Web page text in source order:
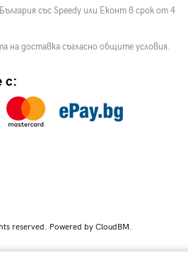
със Speedy или Еконт в срок от 4
на доставка съгласно общите условия.
с:
reserved. Powered by CloudBM.